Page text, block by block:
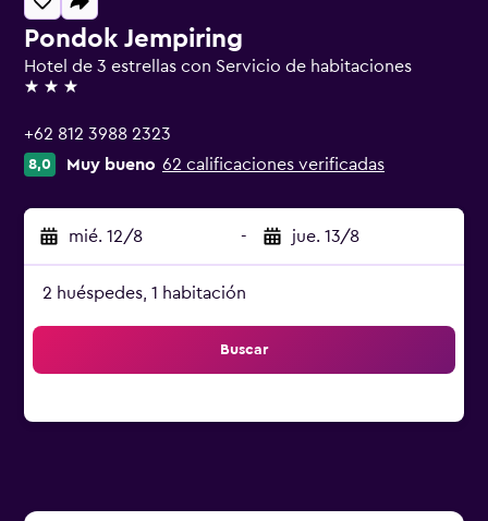
Pondok Jempiring
Hotel de 3 estrellas con Servicio de habitaciones
3 estrellas
+62 812 3988 2323
8,0 Muy bueno 62 calificaciones verificadas
mié. 12/8 - jue. 13/8
2 huéspedes, 1 habitación
Buscar